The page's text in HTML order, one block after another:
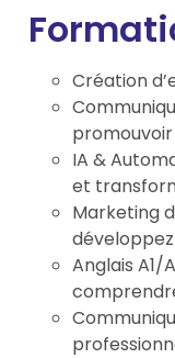
Création
promouvoir
IA &
et
Marketing
Anglais